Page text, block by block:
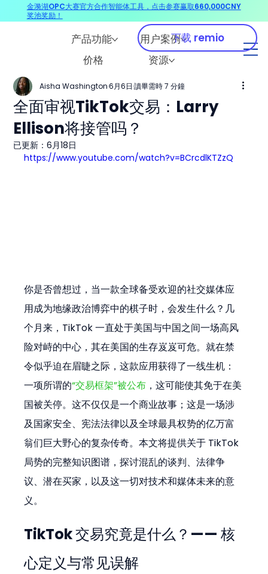
产品功能
用户案例
价格
资源
下载 remio
全面审视TikTok交易：Larry
Ellison将接管吗？
Aisha Washington 6月6日 讀畢需時 7 分鐘
已更新：6月18日
https://www.youtube.com/watch?v=BCrcdlKTZzQ
你是否曾想过，当一款全球备受欢迎的社交媒体应
用成为地缘政治博弈中的棋子时，会发生什么？几
个月来，TikTok 一直处于美国与中国之间一场高风
险对峙的中心，其在美国的生存岌岌可危。就在禁
令似乎迫在眉睫之际，这款应用获得了一线生机：
一项所谓的“交易框架”被公布 ，这可能使其免于在美
国被关停。这不仅仅是一个商业故事；这是一场涉
及国家安全、宪法法律以及全球最具权势的亿万富
翁们巨大野心的复杂传奇。本文将提供关于 TikTok
局势的完整知识图谱，探讨混乱的谈判、法律争
议、潜在买家，以及这一切对技术和媒体未来的意
义。
TikTok 交易究竟是什么？—— 核
心定义与常见误解
金漪湖OPC大赛官方合作智能体工具，点击参赛赢取660,000CNY
奖池奖励！